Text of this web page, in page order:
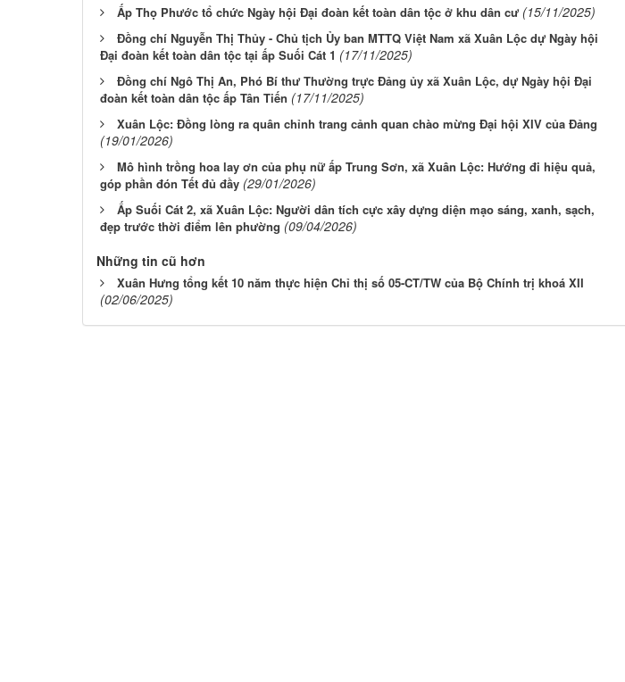
Ấp Thọ Phước tổ chức Ngày hội Đại đoàn kết toàn dân tộc ở khu dân cư (15/11/2025)
Đồng chí Nguyễn Thị Thủy - Chủ tịch Ủy ban MTTQ Việt Nam xã Xuân Lộc dự Ngày hội
Đại đoàn kết toàn dân tộc tại ấp Suối Cát 1 (17/11/2025)
Đồng chí Ngô Thị An, Phó Bí thư Thường trực Đảng ủy xã Xuân Lộc, dự Ngày hội Đại
đoàn kết toàn dân tộc ấp Tân Tiến (17/11/2025)
Xuân Lộc: Đồng lòng ra quân chỉnh trang cảnh quan chào mừng Đại hội XIV của Đảng
(19/01/2026)
Mô hình trồng hoa lay ơn của phụ nữ ấp Trung Sơn, xã Xuân Lộc: Hướng đi hiệu quả,
góp phần đón Tết đủ đầy (29/01/2026)
Ấp Suối Cát 2, xã Xuân Lộc: Người dân tích cực xây dựng diện mạo sáng, xanh, sạch,
đẹp trước thời điểm lên phường (09/04/2026)
Những tin cũ hơn
Xuân Hưng tổng kết 10 năm thực hiện Chỉ thị số 05-CT/TW của Bộ Chính trị khoá XII
(02/06/2025)